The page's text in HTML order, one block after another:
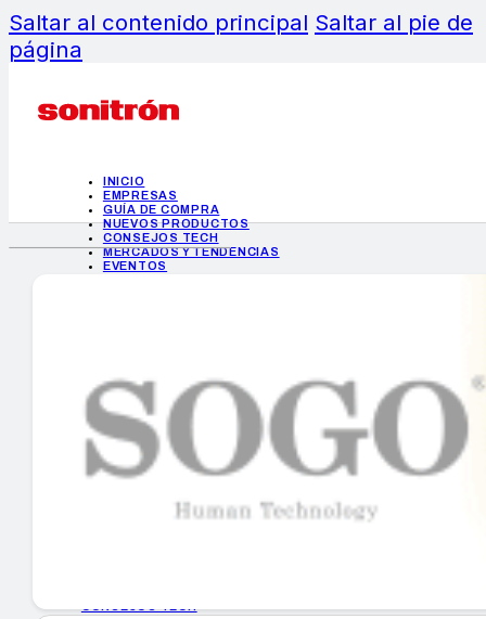
Saltar al contenido principal Saltar al pie de
página
INICIO
EMPRESAS
GUÍA DE COMPRA
NUEVOS PRODUCTOS
CONSEJOS TECH
MERCADOS Y TENDENCIAS
EVENTOS
INICIO
EMPRESAS
GUÍA DE COMPRA